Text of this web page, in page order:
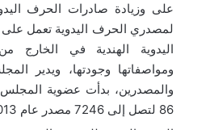
على وزيادة صادرات الحرف
لمصدري الحرف اليدوية تعمل
اليدوية الهندية في الخارج
ومواصفاتها وجودتها، ويدير
86 لتصل إلى 7246 مصدر عام 2013 – 14.